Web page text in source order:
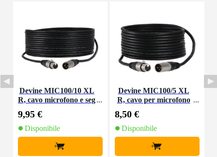
Devine MIC100/10 XL
R, cavo microfono e seg
9,95 €
Disponibile
+
Devine MIC100/5 XL
R, cavo per microfono
8,50 €
Disponibile
+